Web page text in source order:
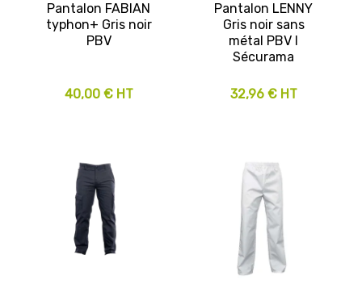
Pantalon FABIAN
typhon+ Gris noir
PBV
40,00 € HT
Pantalon LENNY
Gris noir sans
métal PBV I
Sécurama
32,96 € HT